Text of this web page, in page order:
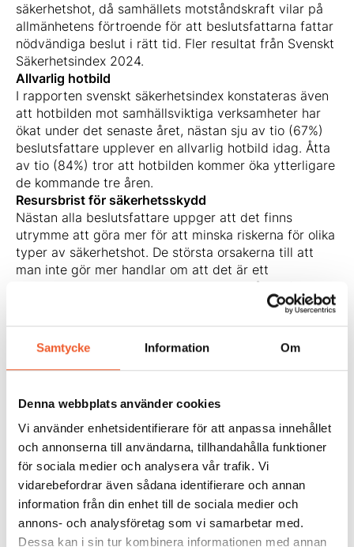
Samtycke Information Om
Denna webbplats använder cookies
Vi använder enhetsidentifierare för att anpassa innehållet
och annonserna till användarna, tillhandahålla funktioner
för sociala medier och analysera vår trafik. Vi
vidarebefordrar även sådana identifierare och annan
information från din enhet till de sociala medier och
annons- och analysföretag som vi samarbetar med.
Dessa kan i sin tur kombinera informationen med annan
säkerhetshot, då samhällets motståndskraft vilar på
allmänhetens förtroende för att beslutsfattarna fattar
nödvändiga beslut i rätt tid. Fler resultat från Svenskt
Säkerhetsindex 2024.
Allvarlig hotbild
I rapporten svenskt säkerhetsindex konstateras även
att hotbilden mot samhällsviktiga verksamheter har
ökat under det senaste året, nästan sju av tio (67%)
beslutsfattare upplever en allvarlig hotbild idag. Åtta
av tio (84%) tror att hotbilden kommer öka ytterligare
de kommande tre åren.
Resursbrist för säkerhetsskydd
Nästan alla beslutsfattare uppger att det finns
utrymme att göra mer för att minska riskerna för olika
typer av säkerhetshot. De största orsakerna till att
man inte gör mer handlar om att det är ett
kontinuerligt arbete och en resursbrist både i form av
Svårtolkad säkerhetsskyddslag
Säkerhetsskyddslagen upplevs av många som svår
att tolka, det uppger nästan sju av tio (67%)
beslutsfattare. Mer än hälften anger att ökad
sannolikt skulle underlätta.
Lyssna tillNicklas Haglund, vd och grundare av
säkerhetsföretagetBasalt, där han presenterar viktiga
insikter från den aktuella rapportenSvenskt
Säkerhetsindex , som Basalt gör tillsammans med
Kantar. Nicklas är en flitig debattör och brinner för att
skapa ett säkert och robust samhälle.
Missa inte konferensenNationell Mötesplats för